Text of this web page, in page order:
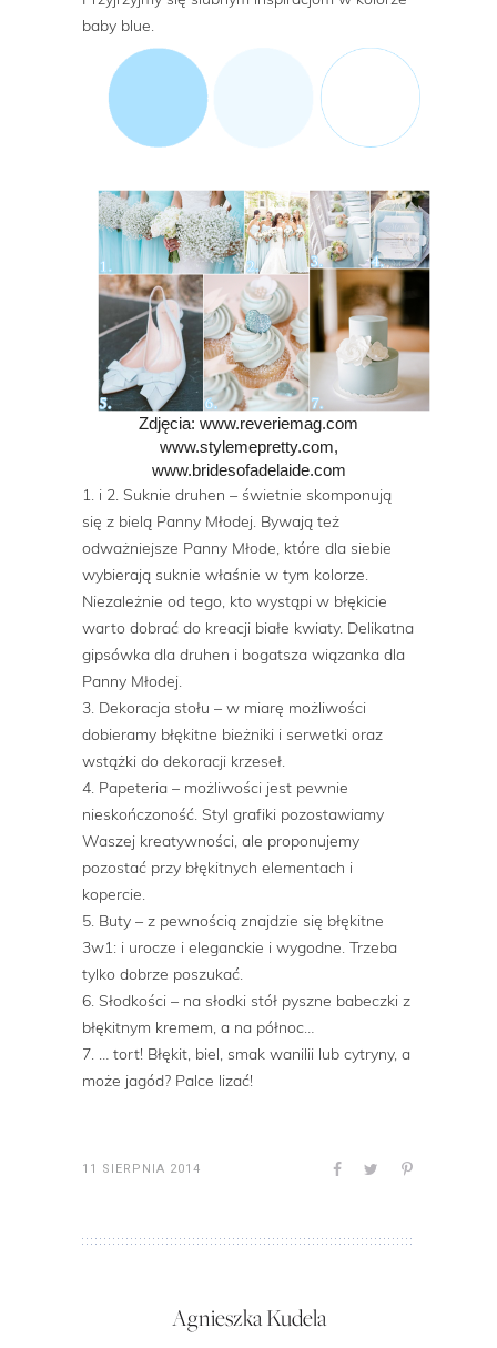
baby blue.
Zdjęcia: www.reveriemag.com
www.stylemepretty.com,
www.bridesofadelaide.com
1. i 2. Suknie druhen – świetnie skomponują
się z bielą Panny Młodej. Bywają też
odważniejsze Panny Młode, które dla siebie
wybierają suknie właśnie w tym kolorze.
Niezależnie od tego, kto wystąpi w błękicie
warto dobrać do kreacji białe kwiaty. Delikatna
gipsówka dla druhen i bogatsza wiązanka dla
Panny Młodej.
3. Dekoracja stołu – w miarę możliwości
dobieramy błękitne bieżniki i serwetki oraz
wstążki do dekoracji krzeseł.
4. Papeteria – możliwości jest pewnie
nieskończoność. Styl grafiki pozostawiamy
Waszej kreatywności, ale proponujemy
pozostać przy błękitnych elementach i
kopercie.
5. Buty – z pewnością znajdzie się błękitne
3w1: i urocze i eleganckie i wygodne. Trzeba
tylko dobrze poszukać.
6. Słodkości – na słodki stół pyszne babeczki z
błękitnym kremem, a na północ…
7. … tort! Błękit, biel, smak wanilii lub cytryny, a
może jagód? Palce lizać!
11 SIERPNIA 2014
Agnieszka Kudela